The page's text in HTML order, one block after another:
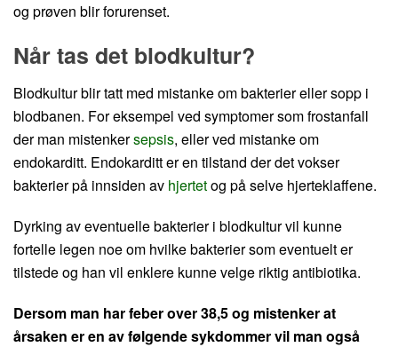
og prøven blir forurenset.
Når tas det blodkultur?
Blodkultur blir tatt med mistanke om bakterier eller sopp i
blodbanen. For eksempel ved symptomer som frostanfall
der man mistenkersepsis, eller ved mistanke om
endokarditt. Endokarditt er en tilstand der det vokser
bakterier på innsiden av hjertetog på selve hjerteklaffene.
Dyrking av eventuelle bakterier i blodkultur vil kunne
fortelle legen noe om hvilke bakterier som eventuelt er
tilstede og han vil enklere kunne velge riktig antibiotika.
Dersom man har feber over 38,5 og mistenker at
årsaken er en av følgende sykdommer vil man også